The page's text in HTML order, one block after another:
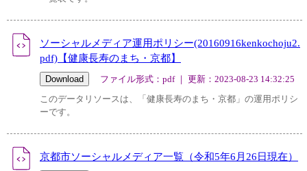
ソーシャルメディア運用ポリシー(20160916kenkochoju2.
pdf)【健康長寿のまち・京都】
ファイル形式：pdf ｜ 更新：2023-08-23 14:32:25
このデータリソースは、「健康長寿のまち・京都」の運用ポリシ
ーです。
京都市ソーシャルメディア一覧（令和5年6月26日現在）